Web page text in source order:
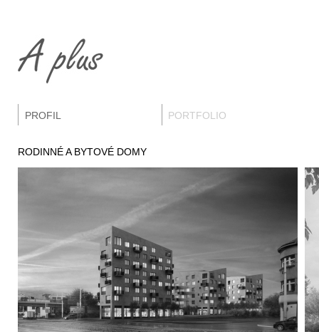
PROFIL PORTFOLIO
RODINNÉ A BYTOVÉ DOMY